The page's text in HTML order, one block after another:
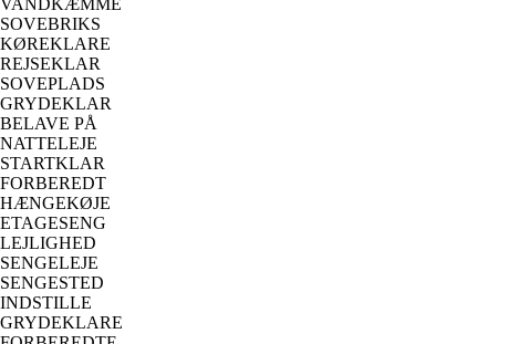
SOVEBRIKS
KØREKLARE
REJSEKLAR
SOVEPLADS
GRYDEKLAR
BELAVE PÅ
NATTELEJE
STARTKLAR
FORBEREDT
HÆNGEKØJE
ETAGESENG
LEJLIGHED
SENGELEJE
SENGESTED
INDSTILLE
GRYDEKLARE